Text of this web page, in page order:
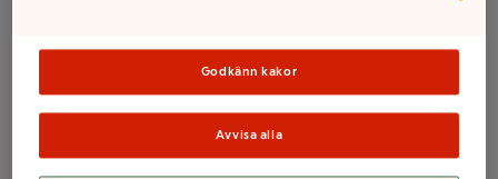
Vanilj 0,6% 200g
Arla®
Godkänn kakor
Avvisa alla